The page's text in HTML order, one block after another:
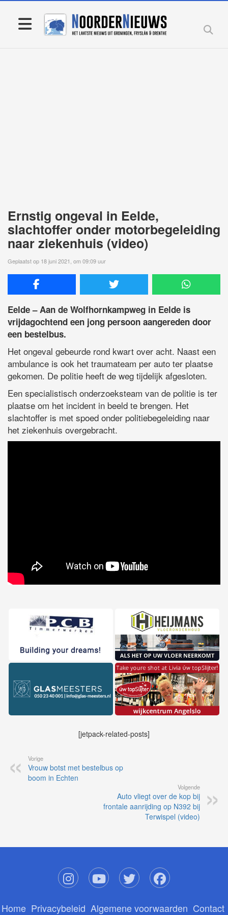
Ernstig ongeval in Eelde,
slachtoffer onder motorbegeleiding
naar ziekenhuis (video)
Geplaatst op 18 juni 2021, om 09:09 uur
Eelde – Aan de Wolfhornkampweg in Eelde is
vrijdagochtend een jong persoon aangereden door
een bestelbus.
Het ongeval gebeurde rond kwart over acht. Naast een
ambulance is ook het traumateam per auto ter plaatse
gekomen. De politie heeft de weg tijdelijk afgesloten.
Een specialistisch onderzoeksteam van de politie is ter
plaatse om het incident in beeld te brengen. Het
slachtoffer is met spoed onder politiebegeleiding naar
het ziekenhuis overgebracht.
[jetpack-related-posts]
Vorige
Vrouw botst met bestelbus op
boom in Echten
Volgende
Auto vliegt over de kop bij
frontale aanrijding op N392 bij
Terwispel (video)
Home Privacybeleid Algemene voorwaarden Contact